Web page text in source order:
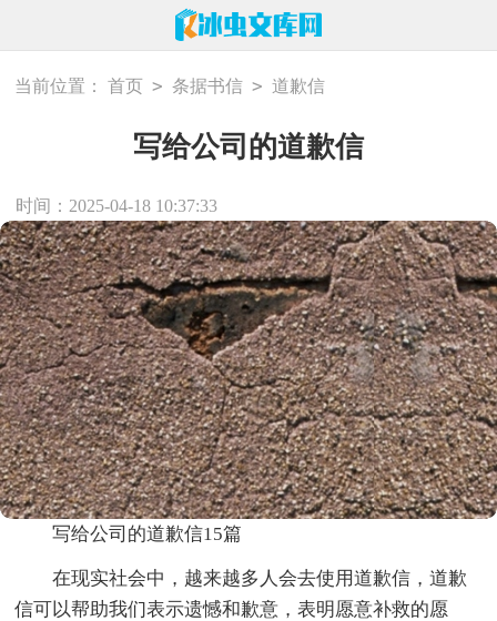
当前位置： 首页 > 条据书信 > 道歉信
写给公司的道歉信
时间：2025-04-18 10:37:33
写给公司的道歉信15篇
在现实社会中，越来越多人会去使用道歉信，道歉
信可以帮助我们表示遗憾和歉意，表明愿意补救的愿